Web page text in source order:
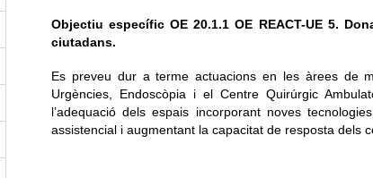
Objectiu específic OE 20.1.1 OE REACT-UE 5.
ciutadans.
Es preveu dur a terme actuacions en les àrees de
Urgències, Endoscòpia i el Centre Quirúrgic
l’adequació dels espais incorporant noves
assistencial i augmentant la capacitat de resposta dels